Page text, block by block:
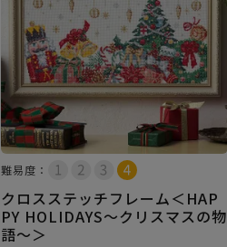
難易度：
クロスステッチフレーム＜HAP
PY HOLIDAYS～クリスマスの物
語～＞